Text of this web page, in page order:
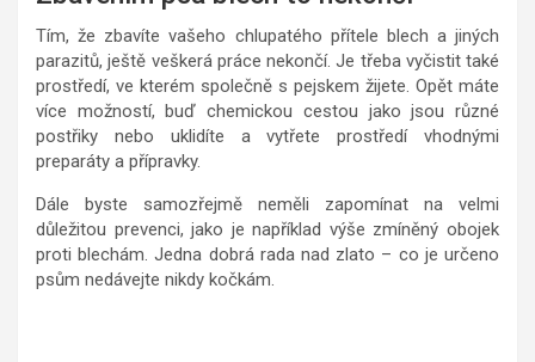
Tím, že zbavíte vašeho chlupatého přítele blech a jiných
parazitů, ještě veškerá práce nekončí. Je třeba vyčistit také
prostředí, ve kterém společně s pejskem žijete. Opět máte
více možností, buď chemickou cestou jako jsou různé
postřiky nebo uklidíte a vytřete prostředí vhodnými
preparáty a přípravky.
Dále byste samozřejmě neměli zapomínat na velmi
důležitou prevenci, jako je například výše zmíněný obojek
proti blechám. Jedna dobrá rada nad zlato – co je určeno
psům nedávejte nikdy kočkám.